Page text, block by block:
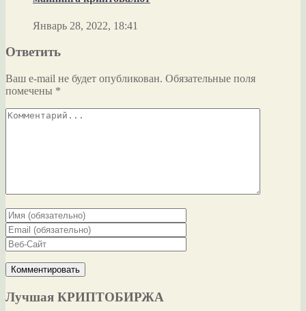
Январь 28, 2022, 18:41
Ответить
Ваш e-mail не будет опубликован. Обязательные поля
помечены *
Лучшая КРИПТОБИРЖА